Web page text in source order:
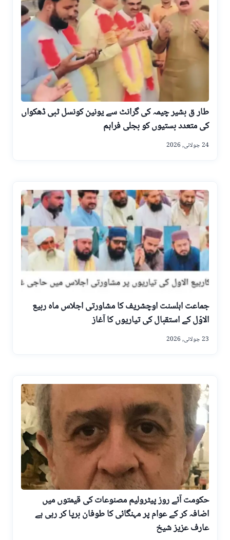
طار ق بشیر چیمہ کی گرانٹ سے یونین کونسل ٹبی ڈھکواں
کی متعدد بستیوں کو بجلی فراہم
24 جولائی, 2026
جماعت اہلسنت اوچشریف کا مشاورتی اجلاس ماہ ربیع
الاوّل کے استقبال کی تیاریوں کا آغاز
23 جولائی, 2026
حکومت آئے روز پیٹرولیم مصنوعات کی قیمتوں میں
اضافہ کر کے عوام پر مہنگائی کا طوفان برپا کر رہی ہے
عارف عزیز شیخ